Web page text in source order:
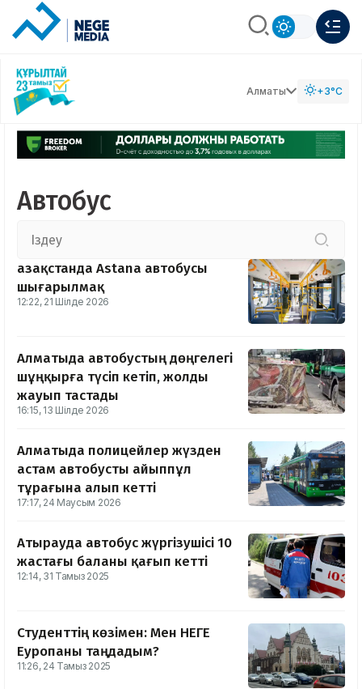
Алматы +3°C
Автобус
Қазақстанда Astana автобусы
шығарылмақ
12:22, 21 Шілде 2026
Алматыда автобустың дөңгелегі
шұңқырға түсіп кетіп, жолды
жауып тастады
16:15, 13 Шілде 2026
Алматыда полицейлер жүзден
астам автобусты айыппұл
тұрағына алып кетті
17:17, 24 Маусым 2026
Атырауда автобус жүргізушісі 10
жастағы баланы қағып кетті
12:14, 31 Тамыз 2025
Студенттің көзімен: Мен НЕГЕ
Еуропаны таңдадым?
11:26, 24 Тамыз 2025